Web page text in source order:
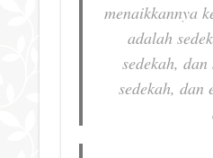
menaikkannya
adalah
sedekah,
sedekah, dan